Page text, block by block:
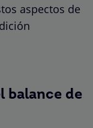
aspectos de
balance de